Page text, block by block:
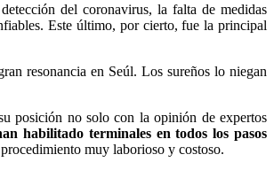
del coronavirus, la falta de medidas
Este último, por cierto, fue la principal
resonancia en Seúl. Los sureños lo niegan
posición no solo con la opinión de expertos
habilitado terminales en todos los pasos
muy laborioso y costoso.